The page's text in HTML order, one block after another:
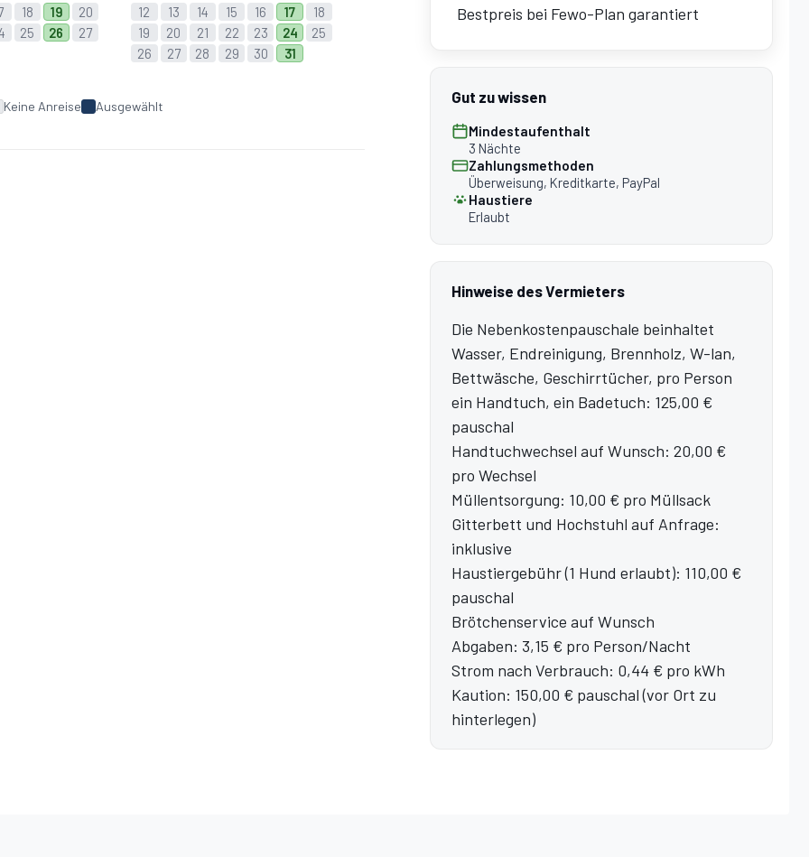
in der Natur von Großarl verbringen
Brennholz, W-lan,
18 19
20
25 26
27
12
13 14 15 16 17
18
19
20 21 22 23 24
25
26
27 28 29 30 31
Keine Anreise Ausgewählt
Bestpreis bei Fewo-Plan garantiert
Gut zu wissen
Mindestaufenthalt
3 Nächte
Zahlungsmethoden
Überweisung, Kreditkarte, PayPal
Haustiere
Erlaubt
Hinweise des Vermieters
Die Nebenkostenpauschale beinhaltet
Wasser, Endreinigung, Brennholz, W-lan,
Bettwäsche, Geschirrtücher, pro Person
ein Handtuch, ein Badetuch: 125,00 €
pauschal
Handtuchwechsel auf Wunsch: 20,00 €
pro Wechsel
Müllentsorgung: 10,00 € pro Müllsack
Gitterbett und Hochstuhl auf Anfrage:
inklusive
Haustiergebühr (1 Hund erlaubt): 110,00 €
pauschal
Brötchenservice auf Wunsch
Abgaben: 3,15 € pro Person/Nacht
Strom nach Verbrauch: 0,44 € pro kWh
Kaution: 150,00 € pauschal (vor Ort zu
hinterlegen)